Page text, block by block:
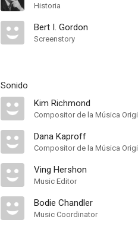
Historia
Bert I. Gordon
Screenstory
Sonido
Kim Richmond
Compositor de la Música
Dana Kaproff
Compositor de la Música
Ving Hershon
Music Editor
Bodie Chandler
Music Coordinator